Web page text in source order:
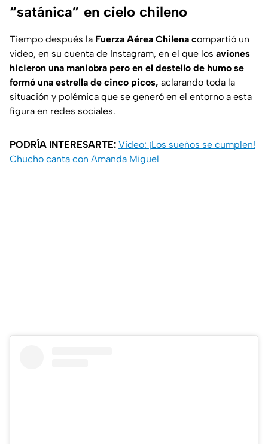
“satánica” en cielo chileno
Tiempo después la Fuerza Aérea Chilena compartió un
video, en su cuenta de Instagram, en el que los aviones
hicieron una maniobra pero en el destello de humo se
formó una estrella de cinco picos, aclarando toda la
situación y polémica que se generó en el entorno a esta
figura en redes sociales.
PODRÍA INTERESARTE: Video: ¡Los sueños se cumplen!
Chucho canta con Amanda Miguel